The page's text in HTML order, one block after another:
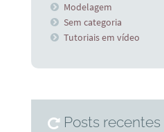
Modelagem
Sem categoria
Tutoriais em vídeo
Posts recentes